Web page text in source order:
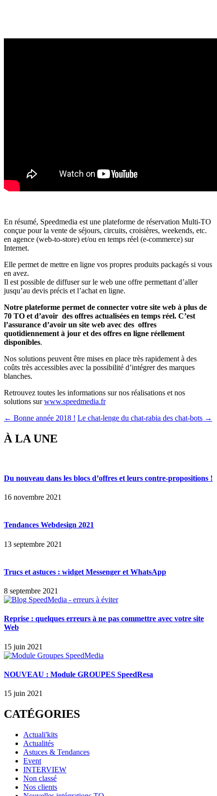
En résumé, Speedmedia est une plateforme de réservation Multi-TO
conçue pour la vente de séjours, circuits, croisières, weekends, etc.
en agence (web-to-store) et/ou en temps réel (e-commerce) sur
Internet.
Elle permet de mettre en ligne vos propres produits packagés si vous
en avez.
Il est possible de diffuser sur le web une offre permettant d’aller
jusqu’au devis précis et l’achat en ligne.
Notre plateforme permet de connecter votre site web à plus de
70 TO et d’avoir des offres actualisées en temps réel. C’est
l’assurance d’avoir un site web avec des offres
quotidiennement à jour et des offres en ligne réellement
disponibles.
Nos solutions peuvent être mises en place très rapidement à des
coûts très accessibles avec la possibilité d’intégrer des marques
blanches.
Retrouvez toutes les informations sur nos réalisations et nos
solutions surwww.speedmedia.fr
← Bonne année 2018 ! Le chat-lenge du chat-rabia des chat-bots →
À LA UNE
Du nouveau dans les blocs d’offres et leurs contre-propositions !
16 novembre 2021
Tendances Webdesign 2021
13 septembre 2021
Trucs et astuces : widget Messenger et WhatsApp
8 septembre 2021
Reprise : quelques erreurs à ne pas commettre avec votre site
Web
15 juin 2021
NOUVEAU : Module GROUPES SpeedResa
15 juin 2021
CATÉGORIES
Actuali'kits
Actualités
Astuces & Tendances
Event
INTERVIEW
Non classé
Nos clients